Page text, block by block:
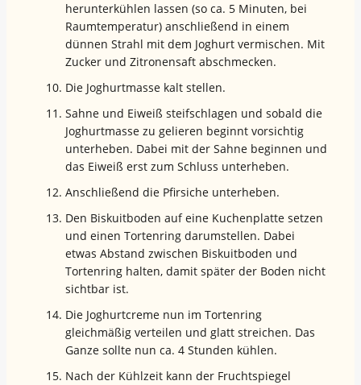
herunterkühlen lassen (so ca. 5 Minuten, bei
Raumtemperatur) anschließend in einem
dünnen Strahl mit dem Joghurt vermischen. Mit
Zucker und Zitronensaft abschmecken.
Die Joghurtmasse kalt stellen.
Sahne und Eiweiß steifschlagen und sobald die
Joghurtmasse zu gelieren beginnt vorsichtig
unterheben. Dabei mit der Sahne beginnen und
das Eiweiß erst zum Schluss unterheben.
Anschließend die Pfirsiche unterheben.
Den Biskuitboden auf eine Kuchenplatte setzen
und einen Tortenring darumstellen. Dabei
etwas Abstand zwischen Biskuitboden und
Tortenring halten, damit später der Boden nicht
sichtbar ist.
Die Joghurtcreme nun im Tortenring
gleichmäßig verteilen und glatt streichen. Das
Ganze sollte nun ca. 4 Stunden kühlen.
Nach der Kühlzeit kann der Fruchtspiegel